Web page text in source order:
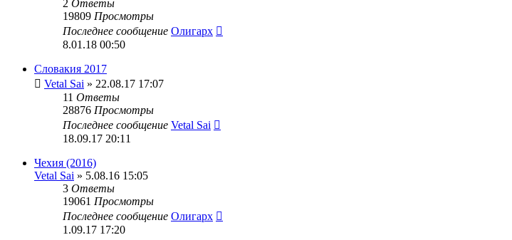
2 Ответы
19809 Просмотры
Последнее сообщение Олигарх
8.01.18 00:50
Словакия 2017
Vetal Sai » 22.08.17 17:07
11 Ответы
28876 Просмотры
Последнее сообщение Vetal Sai
18.09.17 20:11
Чехия (2016)
Vetal Sai » 5.08.16 15:05
3 Ответы
19061 Просмотры
Последнее сообщение Олигарх
1.09.17 17:20